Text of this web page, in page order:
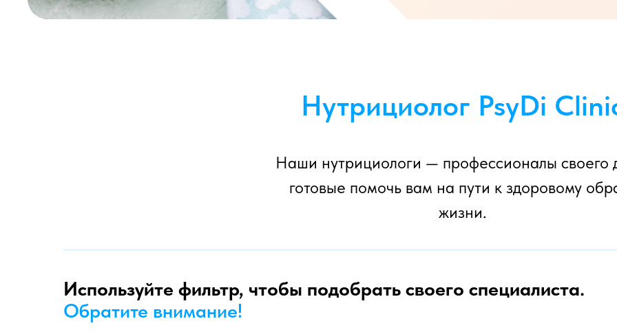
Нутрициолог PsyDi
Наши нутрициологи — профессионалы своего
готовые помочь вам на пути к здоровому
жизни.
Используйте фильтр, чтобы подобрать своего специалиста.
Обратите внимание!